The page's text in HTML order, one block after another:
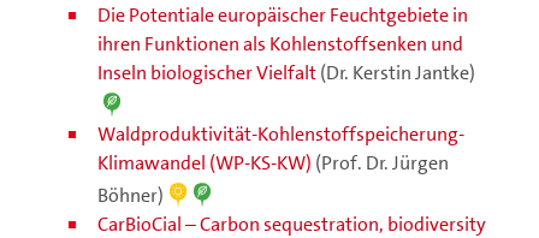
Die Potentiale europäischer Feuchtgebiete in
ihren Funktionen als Kohlenstoffsenken und
Inseln biologischer Vielfalt(Dr. Kerstin Jantke)
Waldproduktivität-Kohlenstoffspeicherung-
Klimawandel (WP-KS-KW) (Prof. Dr. Jürgen
Böhner)
CarBioCial – Carbon sequestration, biodiversity